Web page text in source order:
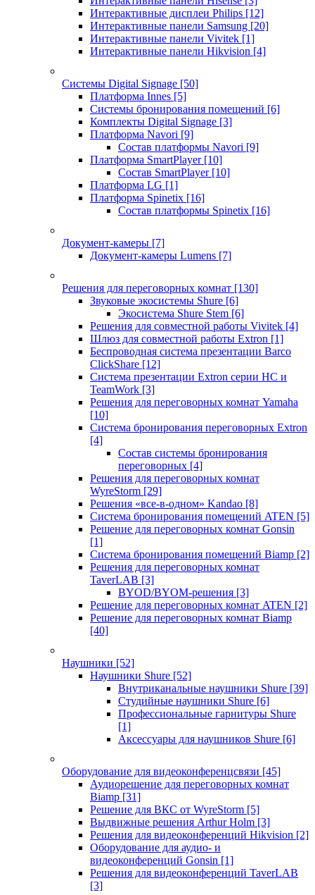
Интерактивные дисплеи Philips [12]
Интерактивные панели Samsung [20]
Интерактивные панели Vivitek [1]
Интерактивные панели Hikvision [4]
Системы Digital Signage [50]
Платформа Innes [5]
Системы бронирования помещений [6]
Комплекты Digital Signage [3]
Платформа Navori [9]
Состав платформы Navori [9]
Платформа SmartPlayer [10]
Состав SmartPlayer [10]
Платформа LG [1]
Платформа Spinetix [16]
Состав платформы Spinetix [16]
Документ-камеры [7]
Документ-камеры Lumens [7]
Решения для переговорных комнат [130]
Звуковые экосистемы Shure [6]
Экосистема Shure Stem [6]
Решения для совместной работы Vivitek [4]
Шлюз для совместной работы Extron [1]
Беспроводная система презентации Barco
ClickShare [12]
Система презентации Extron серии HC и
TeamWork [3]
Решения для переговорных комнат Yamaha
[10]
Система бронирования переговорных Extron
[4]
Состав системы бронирования
переговорных [4]
Решения для переговорных комнат
WyreStorm [29]
Решения «все-в-одном» Kandao [8]
Система бронирования помещений ATEN [5]
Решение для переговорных комнат Gonsin
[1]
Система бронирования помещений Biamp [2]
Решения для переговорных комнат
TaverLAB [3]
BYOD/BYOM-решения [3]
Решение для переговорных комнат ATEN [2]
Решение для переговорных комнат Biamp
[40]
Наушники [52]
Наушники Shure [52]
Внутриканальные наушники Shure [39]
Студийные наушники Shure [6]
Профессиональные гарнитуры Shure
[1]
Аксессуары для наушников Shure [6]
Оборудование для видеоконференцсвязи [45]
Аудиорешение для переговорных комнат
Biamp [31]
Решение для ВКС от WyreStorm [5]
Выдвижные решения Arthur Holm [3]
Решения для видеоконференций Hikvision [2]
Оборудование для аудио- и
видеоконференций Gonsin [1]
Решения для видеоконференций TaverLAB
[3]